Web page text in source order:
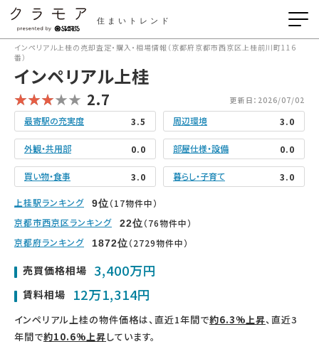
住まいトレンド
インペリアル上桂の売却査定・購入・相場情報（京都府京都市西京区上桂前川町116
番）
インペリアル上桂
2.7 更新日：2026/07/02
最寄駅の充実度 3.5 周辺環境 3.0
外観・共用部 0.0 部屋仕様・設備 0.0
買い物・食事 3.0 暮らし・子育て 3.0
上桂駅ランキング 9位（17物件中）
京都市西京区ランキング
22位（76物件中）
京都府ランキング
1872位（2729物件中）
売買価格相場 3,400万円
賃料相場 12万1,314円
インペリアル上桂の物件価格は、直近1年間で約6.3%上昇、直近3
年間で約10.6%上昇しています。